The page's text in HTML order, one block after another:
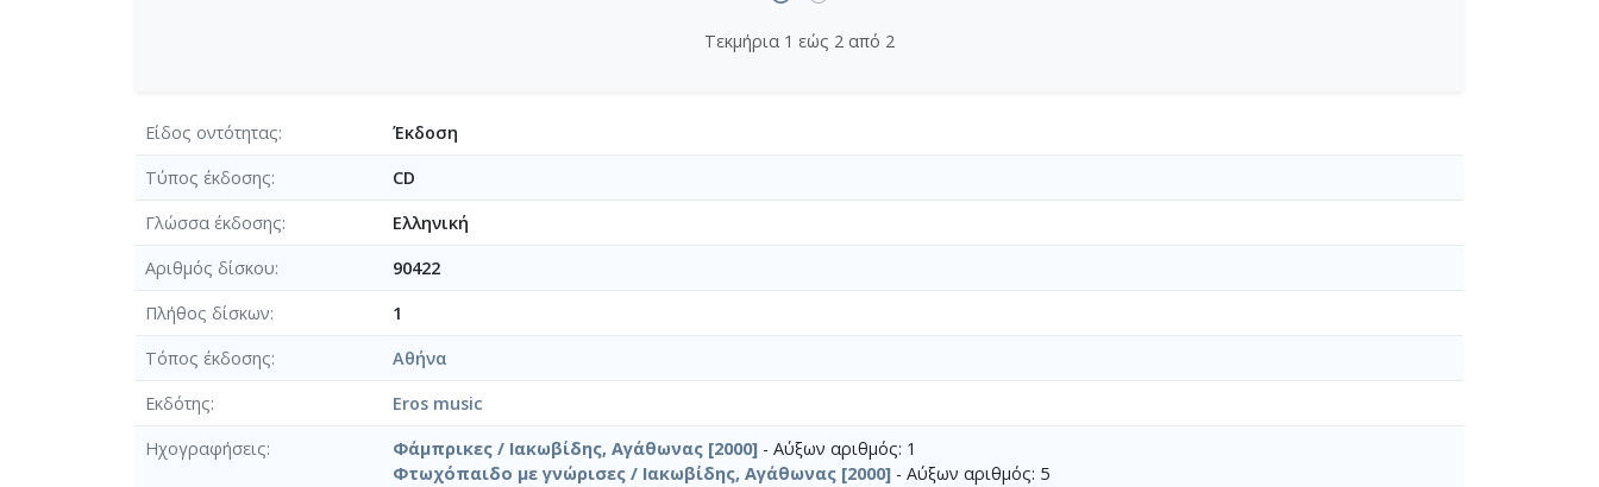
Τεκμήρια 1 εώς 2 από 2
Είδος οντότητας
Έκδοση
Τύπος έκδοσης
CD
Γλώσσα έκδοσης
Ελληνική
Αριθμός δίσκου
90422
Πλήθος δίσκων
1
Τόπος έκδοσης
Αθήνα
Εκδότης
Eros music
Ηχογραφήσεις
Φάμπρικες / Ιακωβίδης, Αγάθωνας [2000] - Αύξων αριθμός: 1
Φτωχόπαιδο με γνώρισες / Ιακωβίδης, Αγάθωνας [2000] - Αύξων αριθμός: 5